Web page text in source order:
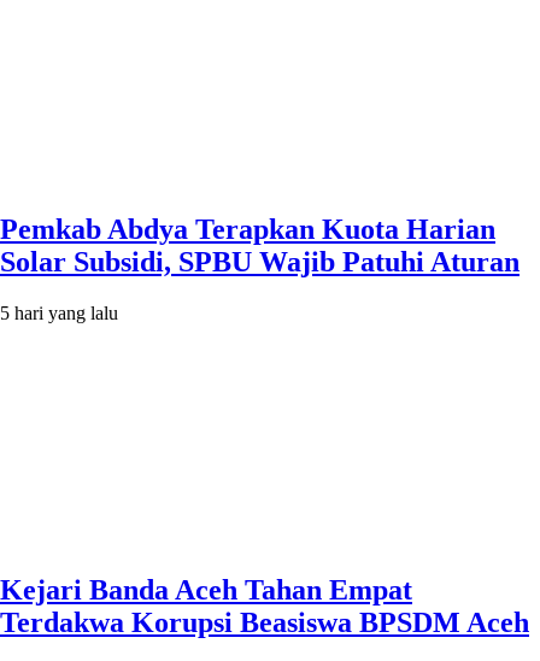
Pemkab Abdya Terapkan Kuota Harian
Solar Subsidi, SPBU Wajib Patuhi Aturan
5 hari yang lalu
Kejari Banda Aceh Tahan Empat
Terdakwa Korupsi Beasiswa BPSDM Aceh